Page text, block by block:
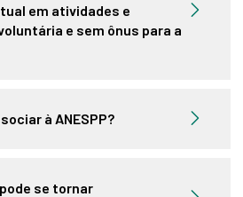
em atividades e
e sem ônus para a
à ANESPP?
se tornar